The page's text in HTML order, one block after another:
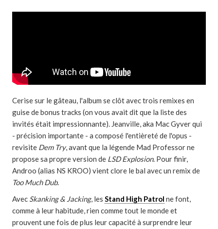
Cerise sur le gâteau, l'album se clôt avec trois remixes en
guise de bonus tracks (on vous avait dit que la liste des
invités était impressionnante). Jeanville, aka Mac Gyver qui
- précision importante - a composé l'entièreté de l'opus -
revisite Dem Try, avant que la légende Mad Professor ne
propose sa propre version de LSD Explosion. Pour finir,
Androo (alias NS KROO) vient clore le bal avec un remix de
Too Much Dub.
Avec Skanking & Jacking, les Stand High Patrol ne font,
comme à leur habitude, rien comme tout le monde et
prouvent une fois de plus leur capacité à surprendre leur